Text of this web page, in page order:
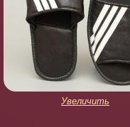
Увеличить